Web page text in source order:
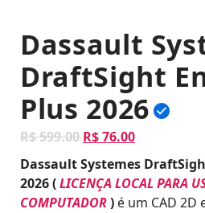
Dassault
DraftSight
Plus 2026
R$599.00 O
p
r
e
R$76.00O
r
e
Dassault Systemes
2026(LICENÇA LOCAL PARA
COMPUTADOR) é um CAD 2D